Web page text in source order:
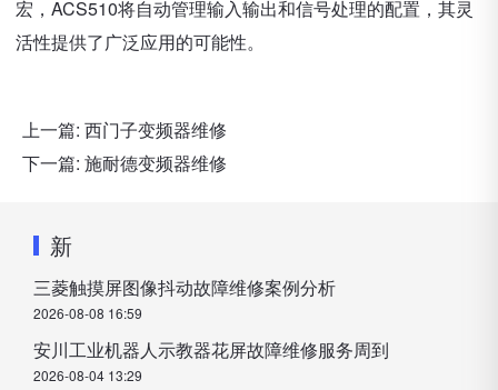
宏，ACS510将自动管理输入输出和信号处理的配置，其灵
活性提供了广泛应用的可能性。
上一篇: 西门子变频器维修
下一篇: 施耐德变频器维修
新
三菱触摸屏图像抖动故障维修案例分析
2026-08-08 16:59
安川工业机器人示教器花屏故障维修服务周到
2026-08-04 13:29